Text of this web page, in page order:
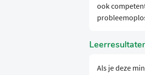
ook
Als je deze